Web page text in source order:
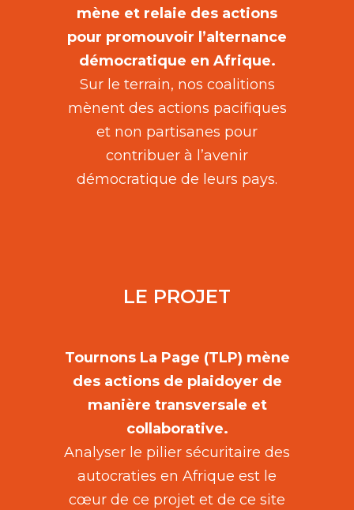
mène et relaie des actions
pour promouvoir l’alternance
démocratique en Afrique.
Sur le terrain, nos coalitions
mènent des actions pacifiques
et non partisanes pour
contribuer à l’avenir
démocratique de leurs pays.
LE PROJET
Tournons La Page (TLP) mène
des actions de plaidoyer de
manière transversale et
collaborative.
Analyser le pilier sécuritaire des
autocraties en Afrique est le
cœur de ce projet et de ce site